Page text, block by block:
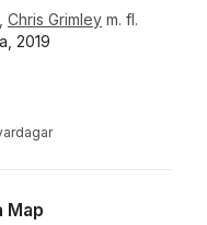
Chris Grimley m. fl.
2019
Map